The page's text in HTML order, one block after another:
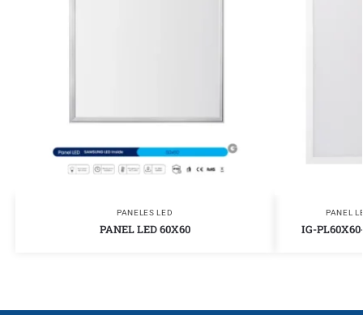
PANELES LED
PANEL LED 60X60
PANEL
IG-